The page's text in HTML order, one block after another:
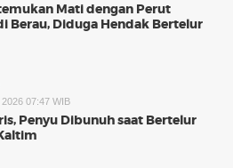
Mati dengan Perut
Berau, Diduga Hendak Bertelur
07:47 WIB
Penyu Dibunuh saat Bertelur